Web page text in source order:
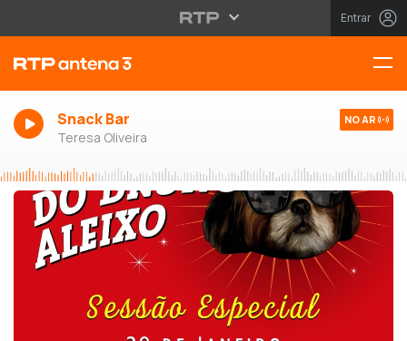
Entrar
Snack Bar
Teresa Oliveira
NO AR